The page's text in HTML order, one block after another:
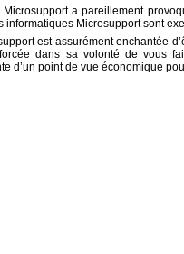
a pareillement
informatiques Microsupport sont
est assurément enchantée
dans sa volonté de vous
d’un point de vue économique